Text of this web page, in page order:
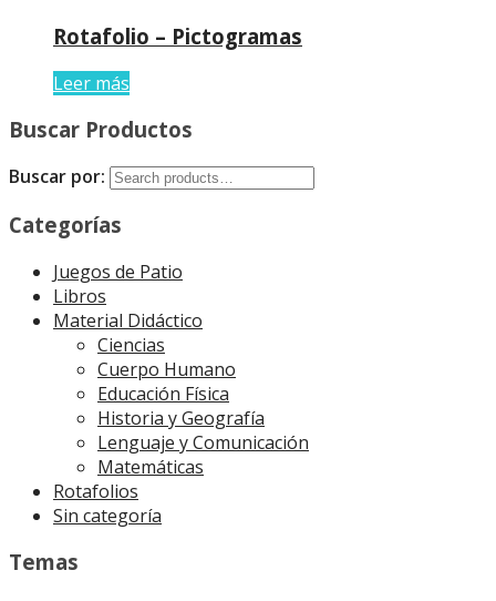
Rotafolio – Pictogramas
Leer más
Buscar Productos
Buscar por:
Categorías
Juegos de Patio
Libros
Material Didáctico
Ciencias
Cuerpo Humano
Educación Física
Historia y Geografía
Lenguaje y Comunicación
Matemáticas
Rotafolios
Sin categoría
Temas